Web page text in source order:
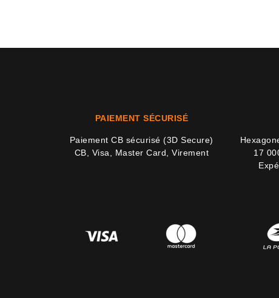
PAIEMENT SÉCURISÉ
Paiement CB sécurisé (3D Secure)
CB, Visa, Master Card, Virement
17